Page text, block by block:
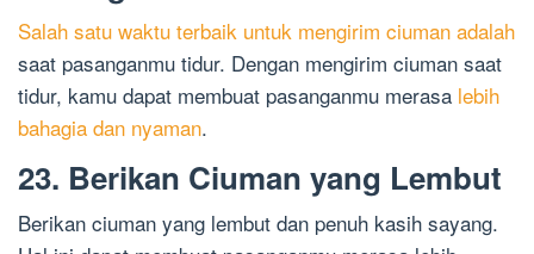
Salah satu waktu terbaik untuk mengirim ciuman adalah
saat pasanganmu tidur. Dengan mengirim ciuman saat
tidur, kamu dapat membuat pasanganmu merasa lebih
bahagia dan nyaman.
23. Berikan Ciuman yang Lembut
Berikan ciuman yang lembut dan penuh kasih sayang.